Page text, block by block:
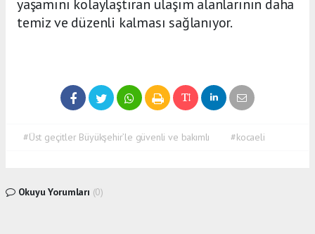
yaşamını kolaylaştıran ulaşım alanlarının daha
temiz ve düzenli kalması sağlanıyor.
#Üst geçitler Büyükşehir’le güvenli ve bakımlı #kocaeli
Okuyu Yorumları (0)